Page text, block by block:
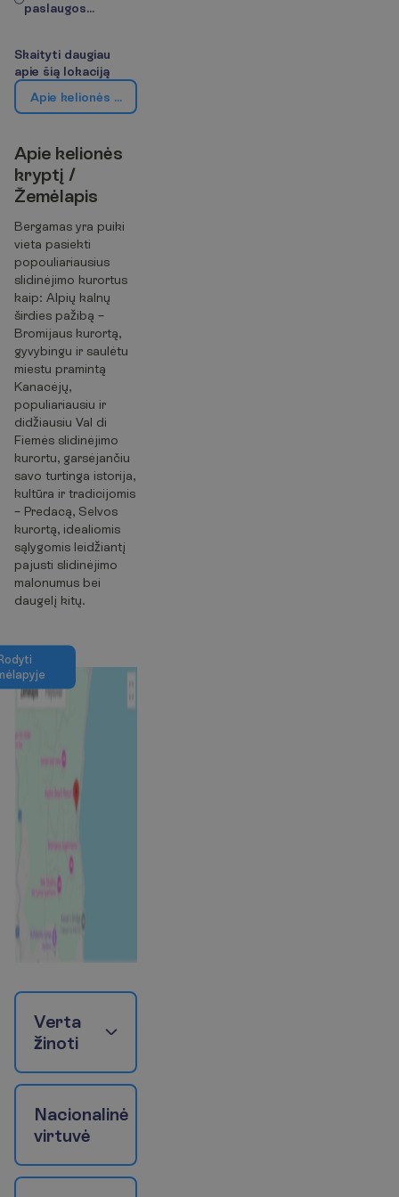
paslaugos...
Skaityti daugiau
apie šią lokaciją
Apie kelionės kr
Apie kelionės
kryptį /
Žemėlapis
Bergamas yra puiki
vieta pasiekti
popouliariausius
slidinėjimo kurortus
kaip: Alpių kalnų
širdies pažibą –
Bromijaus kurortą,
gyvybingu ir saulėtu
miestu pramintą
Kanacėjų,
populiariausiu ir
didžiausiu Val di
Fiemės slidinėjimo
kurortu, garsėjančiu
savo turtinga istorija,
kultūra ir tradicijomis
– Predacą, Selvos
kurortą, idealiomis
sąlygomis leidžiantį
pajusti slidinėjimo
malonumus bei
daugelį kitų.
odyti
ėlapyje
Verta
žinoti
Nacionalinė
virtuvė